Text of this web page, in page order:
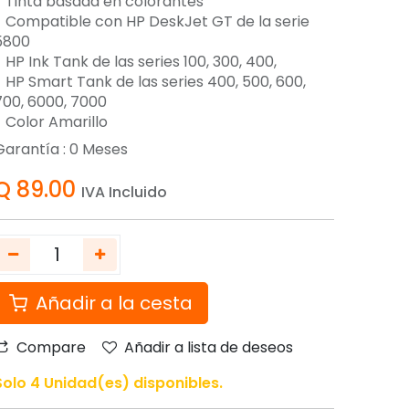
con HP DeskJet GT de la serie
Ink Tank de las series 100, 300, 400,
Smart Tank de las series 400, 500, 600,
6000, 7000
Amarillo
: 0 Meses
89.00 IVA Incluido
Añadir a la cesta
Compare
Añadir a lista de deseos
4 Unidad(es) disponibles.